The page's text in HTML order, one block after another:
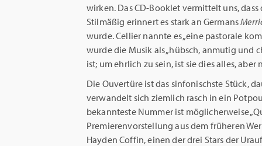
wirken. Das CD-Booklet vermittelt uns,
Stilmäßig erinnert es stark an Germans
wurde. Cellier nannte es „eine pastorale
wurde die Musik als „hübsch, anmutig und
ist; um ehrlich zu sein, ist sie dies alles, aber
Die Ouvertüre ist das sinfonischste Stück,
verwandelt sich ziemlich rasch in ein
bekannteste Nummer ist möglicherweise
Premierenvorstellung aus dem früheren
Hayden Coffin, einen der drei Stars der